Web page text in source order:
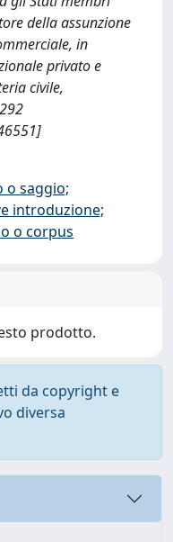
della assunzione
in
privato e
civile,
o saggio;
introduzione;
o corpus
prodotto.
da copyright e
diversa